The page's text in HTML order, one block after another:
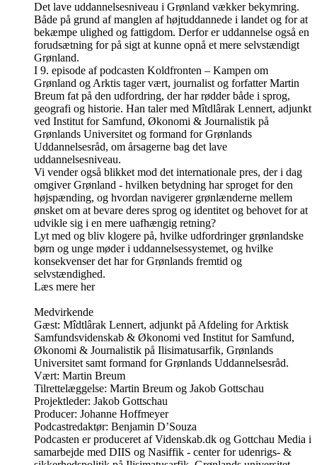
Det lave uddannelsesniveau i Grønland vækker bekymring.
Både på grund af manglen af højtuddannede i landet og for at
bekæmpe ulighed og fattigdom. Derfor er uddannelse også en
forudsætning for på sigt at kunne opnå et mere selvstændigt
Grønland.
I 9. episode af podcasten Koldfronten – Kampen om
Grønland og Arktis tager vært, journalist og forfatter Martin
Breum fat på den udfordring, der har rødder både i sprog,
geografi og historie. Han taler med Mîtdlârak Lennert, adjunkt
ved Institut for Samfund, Økonomi & Journalistik på
Grønlands Universitet og formand for Grønlands
Uddannelsesråd, om årsagerne bag det lave
uddannelsesniveau.
Vi vender også blikket mod det internationale pres, der i dag
omgiver Grønland - hvilken betydning har sproget for den
højspænding, og hvordan navigerer grønlænderne mellem
ønsket om at bevare deres sprog og identitet og behovet for at
udvikle sig i en mere uafhængig retning?
Lyt med og bliv klogere på, hvilke udfordringer grønlandske
børn og unge møder i uddannelsessystemet, og hvilke
konsekvenser det har for Grønlands fremtid og
selvstændighed.
Læs mere her
Medvirkende
Gæst: Mîdtlârak Lennert, adjunkt på Afdeling for Arktisk
Samfundsvidenskab & Økonomi ved Institut for Samfund,
Økonomi & Journalistik på Ilisimatusarfik, Grønlands
Universitet samt formand for Grønlands Uddannelsesråd.
Vært: Martin Breum
Tilrettelæggelse: Martin Breum og Jakob Gottschau
Projektleder: Jakob Gottschau
Producer: Johanne Hoffmeyer
Podcastredaktør: Benjamin D’Souza
Podcasten er produceret af Videnskab.dk og Gottchau Media i
samarbejde med DIIS og Nasiffik - center for udenrigs- &